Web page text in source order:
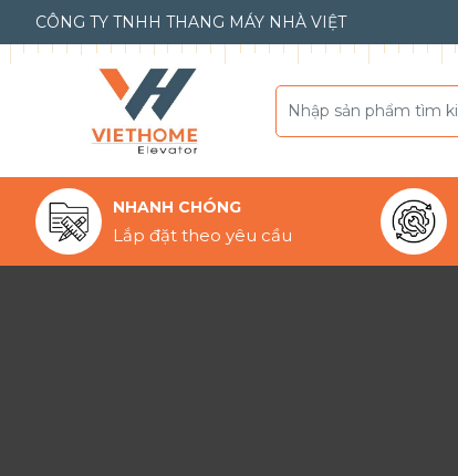
CÔNG TY TNHH THANG MÁY NHÀ VIỆT
NHANH CHÓNG
Lắp đặt theo yêu cầu